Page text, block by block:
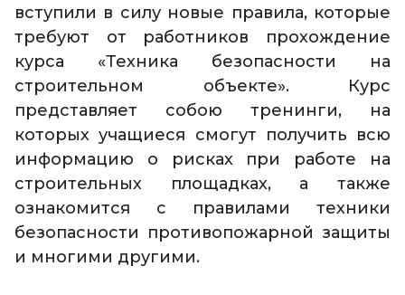
вступили в силу новые правила, которые
требуют от работников прохождение
курса «Техника безопасности на
строительном объекте». Курс
представляет собою тренинги, на
которых учащиеся смогут получить всю
информацию о рисках при работе на
строительных площадках, а также
ознакомится с правилами техники
безопасности противопожарной защиты
и многими другими.